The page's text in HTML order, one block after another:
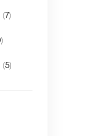
(7)
(5)